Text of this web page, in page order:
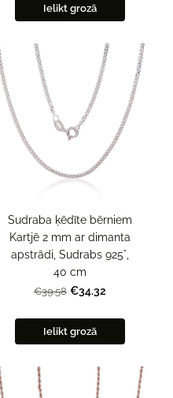
Ielikt grozā
Sudraba ķēdīte bērniem
Kartjē 2 mm ar dimanta
apstrādi, Sudrabs 925°,
40 cm
€39.58 €34.32
Ielikt grozā